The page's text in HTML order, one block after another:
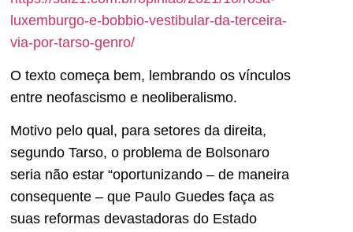
luxemburgo-e-bobbio-vestibular-da-terceira-
via-por-tarso-genro/
O texto começa bem, lembrando os vínculos
entre neofascismo e neoliberalismo.
Motivo pelo qual, para setores da direita,
segundo Tarso, o problema de Bolsonaro
seria não estar “oportunizando – de maneira
consequente – que Paulo Guedes faça as
suas reformas devastadoras do Estado